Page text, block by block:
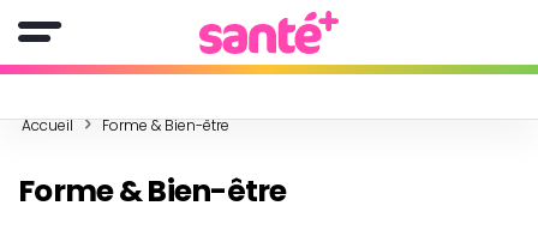
Accueil Forme & Bien-être
Forme & Bien-être